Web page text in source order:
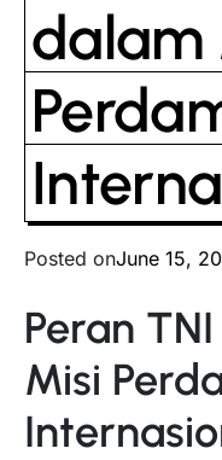
dalam
Posted onJune 15,
Peran
Misi